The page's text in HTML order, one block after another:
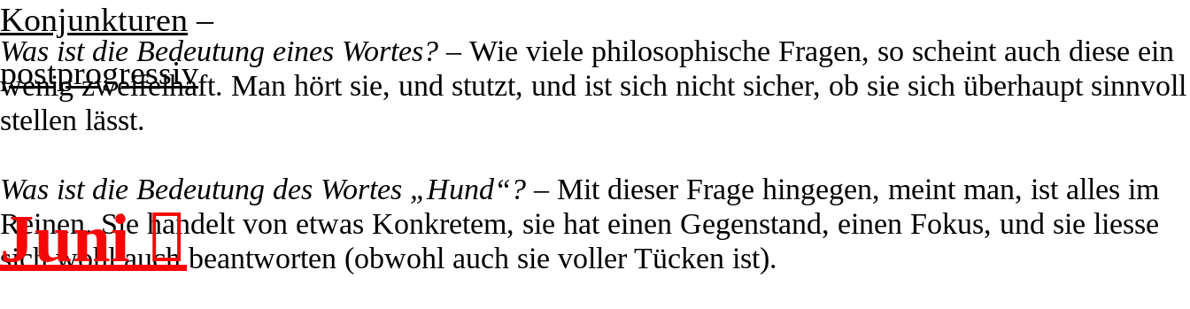
Konjunkturen –
postprogressiv
Juni ︎︎︎
Was ist die Bedeutung eines Wortes? – Wie viele philosophische Fragen, so scheint auch diese ein
wenig zweifelhaft. Man hört sie, und stutzt, und ist sich nicht sicher, ob sie sich überhaupt sinnvoll
stellen lässt.
Was ist die Bedeutung des Wortes „Hund“? – Mit dieser Frage hingegen, meint man, ist alles im
Reinen. Sie handelt von etwas Konkretem, sie hat einen Gegenstand, einen Fokus, und sie liesse
sich wohl auch beantworten (obwohl auch sie voller Tücken ist).